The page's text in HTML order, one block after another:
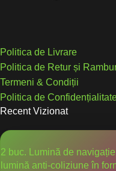
Politica de Livrare
Politica de Retur și
Termeni & Condiții
Politica de
Recent Vizionat
2 buc. Lumină de
lumină anti-coliziune în